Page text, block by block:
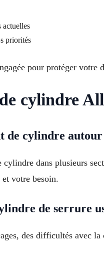
actuelles
priorités
pour protéger
cylindre
de cylindre
dans plusieurs
votre besoin.
de serrure
des difficultés avec